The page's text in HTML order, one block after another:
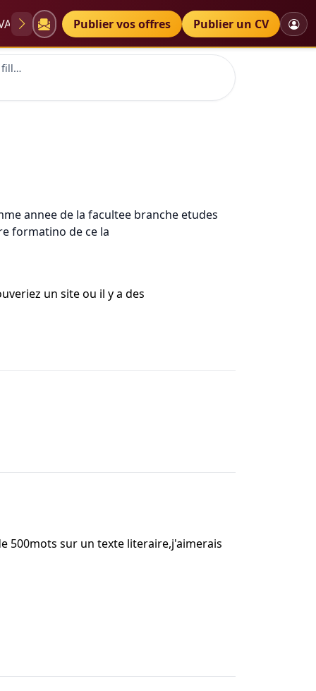
Diplômes Petites annonces
Publier vos offres Publier un CV
bonsoir je suis une jeune fille marocaine agee de 24 ans j'ai titulaire d'un baccalereat lettraire
annee de la facultee branche etudes
formatino de ce la
un site ou il y a des
500mots sur un texte literaire,j'aimerais